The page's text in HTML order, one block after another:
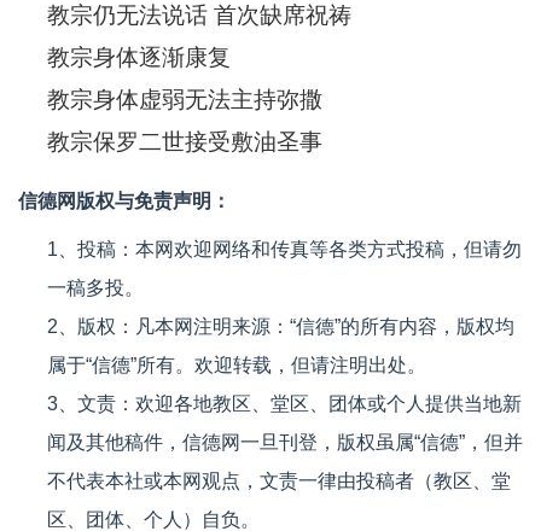
教宗仍无法说话 首次缺席祝祷
教宗身体逐渐康复
教宗身体虚弱无法主持弥撒
教宗保罗二世接受敷油圣事
信德网版权与免责声明：
1、投稿：本网欢迎网络和传真等各类方式投稿，但请勿
一稿多投。
2、版权：凡本网注明来源：“信德”的所有内容，版权均
属于“信德”所有。欢迎转载，但请注明出处。
3、文责：欢迎各地教区、堂区、团体或个人提供当地新
闻及其他稿件，信德网一旦刊登，版权虽属“信德”，但并
不代表本社或本网观点，文责一律由投稿者（教区、堂
区、团体、个人）自负。